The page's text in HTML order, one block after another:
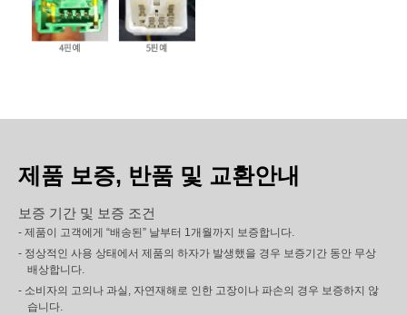
제품 보증, 반품 및 교환안내
보증 기간 및 보증 조건
- 제품이 고객에게 “배송된” 날부터 1개월까지 보증합니다.
- 정상적인 사용 상태에서 제품의 하자가 발생했을 경우 보증기간 동안 무상
배상합니다.
- 소비자의 고의나 과실, 자연재해로 인한 고장이나 파손의 경우 보증하지 않
습니다.